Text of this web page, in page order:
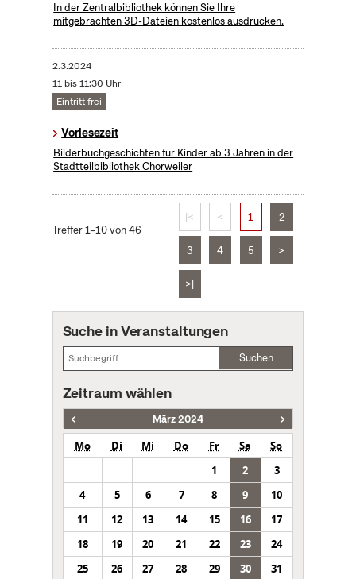
In der Zentralbibliothek können Sie Ihre
mitgebrachten 3D-Dateien kostenlos ausdrucken.
2.3.2024
11 bis 11:30 Uhr
Eintritt frei
Vorlesezeit
Bilderbuchgeschichten für Kinder ab 3 Jahren in der
Stadtteilbibliothek Chorweiler
Treffer 1–10 von 46
|< < 1 2
3 4 5 >
>|
Suche in Veranstaltungen
Suchen
Zeitraum wählen
März 2024
Mo Di Mi Do Fr Sa
So
1
2
3
4
5 6 7 8 9
10
11
12 13 14 15 16
17
18
19 20 21 22 23
24
25
26 27 28 29 30 31